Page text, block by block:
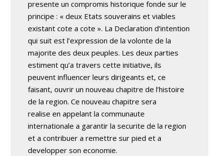
presente un compromis historique fonde sur le
principe : « deux Etats souverains et viables
existant cote a cote ». La Declaration d’intention
qui suit est l’expression de la volonte de la
majorite des deux peuples. Les deux parties
estiment qu’a travers cette initiative, ils
peuvent influencer leurs dirigeants et, ce
faisant, ouvrir un nouveau chapitre de l’histoire
de la region. Ce nouveau chapitre sera
realise en appelant la communaute
internationale a garantir la securite de la region
et a contribuer a remettre sur pied et a
developper son economie.